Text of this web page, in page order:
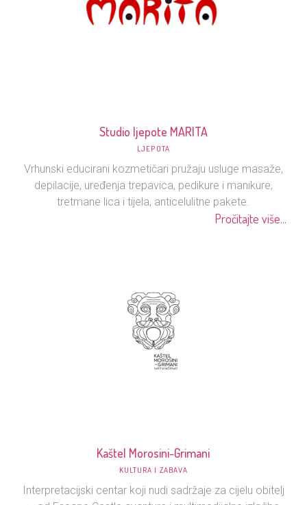
Studio ljepote MARITA
LJEPOTA
Vrhunski educirani kozmetičari pružaju usluge masaže,
depilacije, uređenja trepavica, pedikure i manikure,
tretmane lica i tijela, anticelulitne pakete.
Pročitajte više...
Kaštel Morosini-Grimani
KULTURA I ZABAVA
Interpretacijski centar koji nudi sadržaje za cijelu obitelj